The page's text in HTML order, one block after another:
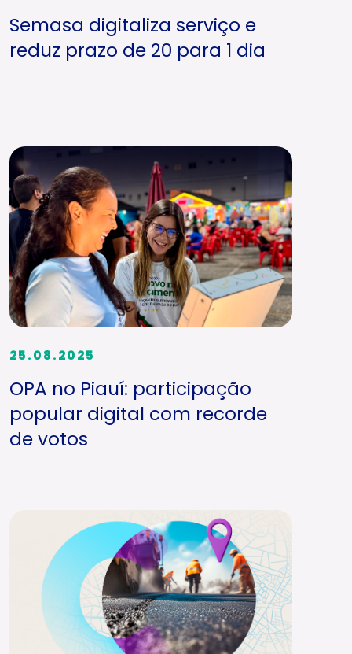
Semasa digitaliza serviço e
reduz prazo de 20 para 1 dia
25.08.2025
OPA no Piauí: participação
popular digital com recorde
de votos